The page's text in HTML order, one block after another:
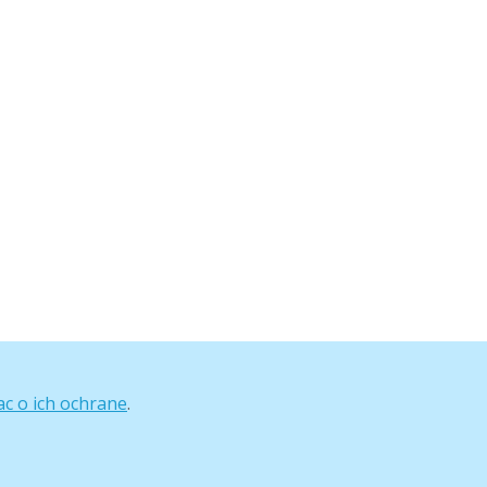
o ich ochrane.